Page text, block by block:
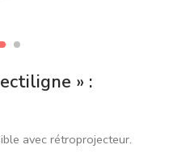
» :
avec rétroprojecteur.